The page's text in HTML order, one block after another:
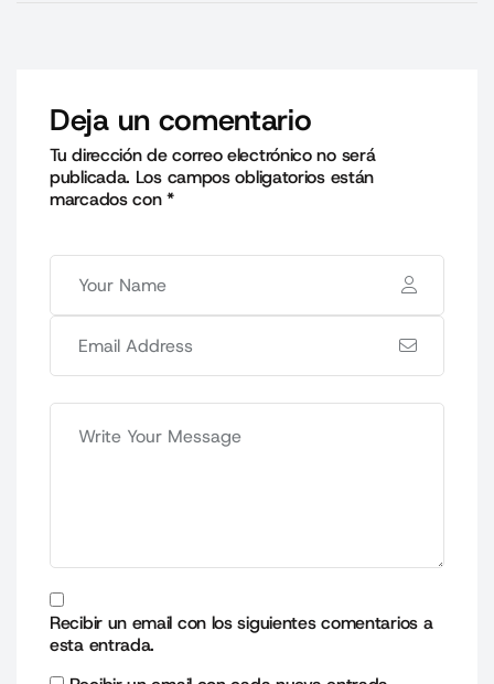
Deja un comentario
Tu dirección de correo electrónico no será
publicada. Los campos obligatorios están
marcados con*
Recibir un email con los siguientes comentarios a
esta entrada.